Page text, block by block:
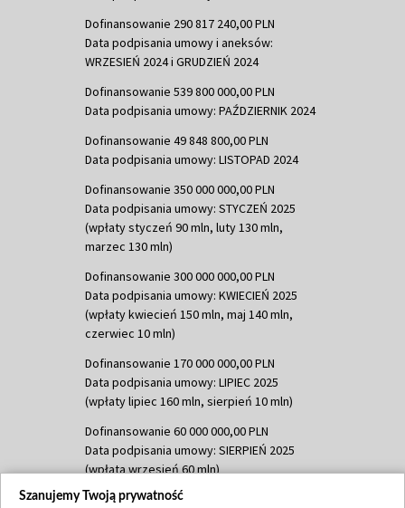
Dofinansowanie 290 817 240,00 PLN
Data podpisania umowy i aneksów:
WRZESIEŃ 2024 i GRUDZIEŃ 2024
Dofinansowanie 539 800 000,00 PLN
Data podpisania umowy: PAŹDZIERNIK 2024
Dofinansowanie 49 848 800,00 PLN
Data podpisania umowy: LISTOPAD 2024
Dofinansowanie 350 000 000,00 PLN
Data podpisania umowy: STYCZEŃ 2025
(wpłaty styczeń 90 mln, luty 130 mln,
marzec 130 mln)
Dofinansowanie 300 000 000,00 PLN
Data podpisania umowy: KWIECIEŃ 2025
(wpłaty kwiecień 150 mln, maj 140 mln,
czerwiec 10 mln)
Dofinansowanie 170 000 000,00 PLN
Data podpisania umowy: LIPIEC 2025
(wpłaty lipiec 160 mln, sierpień 10 mln)
Dofinansowanie 60 000 000,00 PLN
Data podpisania umowy: SIERPIEŃ 2025
(wpłata wrzesień 60 mln)
Dofinansowanie 635 783 051,21 PLN
Szanujemy Twoją prywatność